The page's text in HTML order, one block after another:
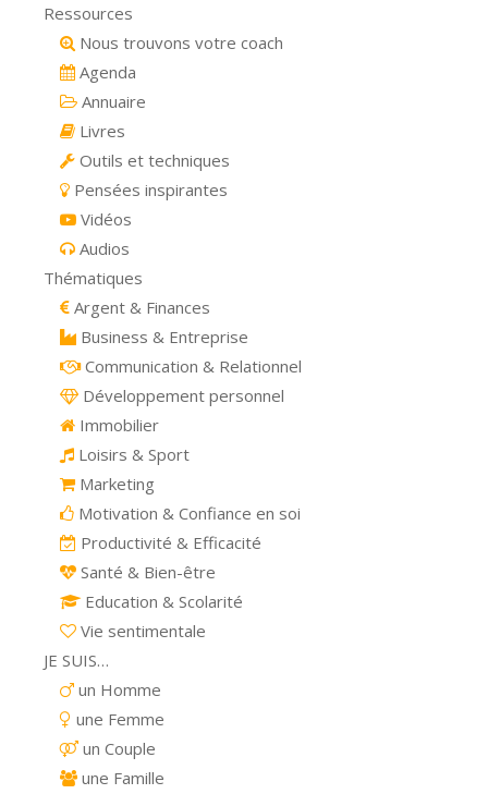
Ressources
Nous trouvons votre coach
Agenda
Annuaire
Livres
Outils et techniques
Pensées inspirantes
Vidéos
Audios
Thématiques
Argent & Finances
Business & Entreprise
Communication & Relationnel
Développement personnel
Immobilier
Loisirs & Sport
Marketing
Motivation & Confiance en soi
Productivité & Efficacité
Santé & Bien-être
Education & Scolarité
Vie sentimentale
JE SUIS…
un Homme
une Femme
un Couple
une Famille